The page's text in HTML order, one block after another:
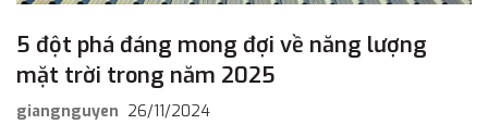
5 đột phá đáng mong đợi về năng lượng
mặt trời trong năm 2025
giangnguyen 26/11/2024